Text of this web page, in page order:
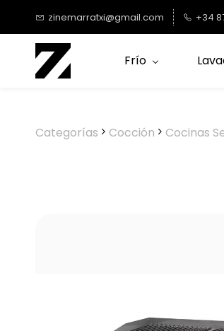
contenido
principal
zinemarratxi@gmail.com +34
Frío
Categorías Cocción Cocinas